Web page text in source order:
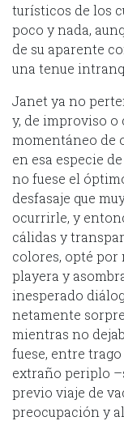
turísticos de los
poco y nada,
de su aparente
una tenue
Janet ya no
y, de improviso o
momentáneo de
en esa especie
no fuese el
desfasaje que
ocurrirle, y
cálidas y
colores, opté por
playera y
inesperado
netamente
mientras no
fuese, entre
extraño periplo
previo viaje de
preocupación y